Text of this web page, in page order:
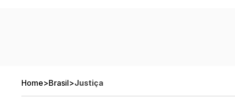
Home>Brasil>Justiça